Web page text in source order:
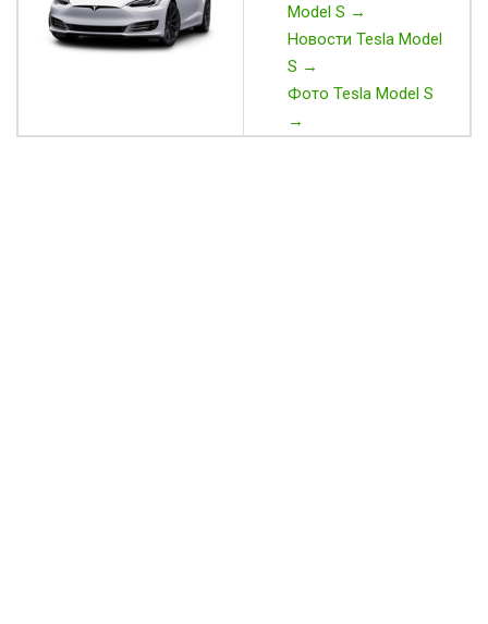
Model S →
Новости Tesla Model
S →
Фото Tesla Model S
→